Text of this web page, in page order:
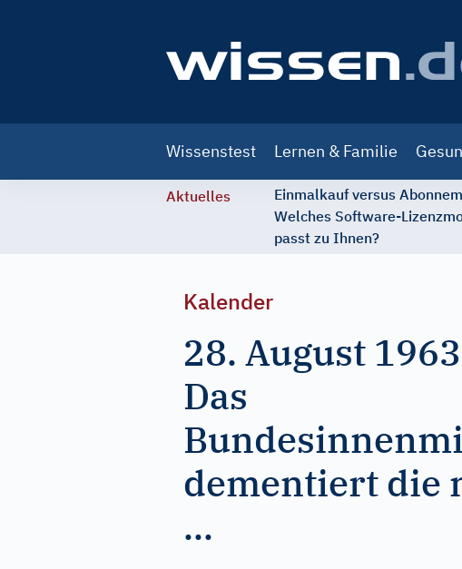
navigation
Wissenstest Lernen & Familie
Aktuelles
Einmalkauf versus
Welches Software-
passt zu Ihnen?
Kalender
28. August 1963
Das
dementiert die
...